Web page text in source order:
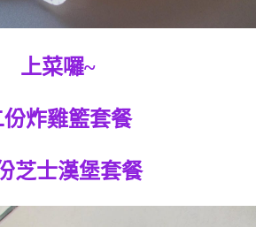
上菜囉~
份炸雞籃套餐
芝士漢堡套餐